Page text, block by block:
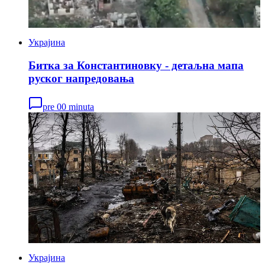
Украјина
Битка за Константиновку - детаљна мапа
руског напредовања
pre 00 minuta
Украјина